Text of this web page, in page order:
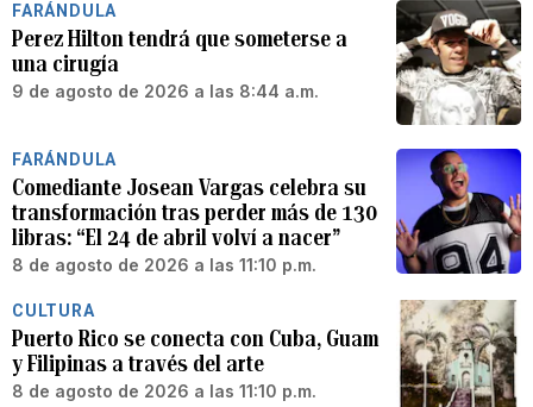
FARÁNDULA
Perez Hilton tendrá que someterse a
una cirugía
9 de agosto de 2026 a las 8:44 a.m.
FARÁNDULA
Comediante Josean Vargas celebra su
transformación tras perder más de 130
libras: “El 24 de abril volví a nacer”
8 de agosto de 2026 a las 11:10 p.m.
CULTURA
Puerto Rico se conecta con Cuba, Guam
y Filipinas a través del arte
8 de agosto de 2026 a las 11:10 p.m.